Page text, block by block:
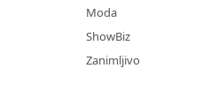
Moda
ShowBiz
Zanimljivo